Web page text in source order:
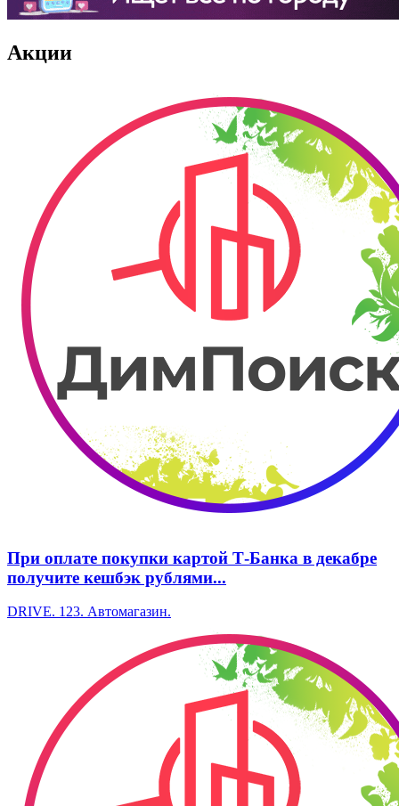
Акции
При оплате покупки картой Т-Банка в декабре
получите кешбэк рублями...
DRIVE. 123. Автомагазин.